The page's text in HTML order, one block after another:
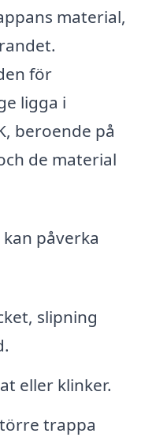
material,
för
ligga i
beroende på
de material
påverka
slipning
eller klinker.
trappa